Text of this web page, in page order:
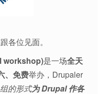
跟各位见面。
workshop)是一场全天
、免费举办，Drupaler
的形式为 Drupal 作各